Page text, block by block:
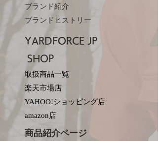
ブランド紹介
ブランドヒストリー
YARDFORCE JP​
SHOP
取扱商品一覧
楽天市場店
YAHOO!ショッピング店
amazon店
商品紹介ページ